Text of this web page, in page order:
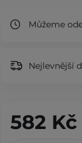
Můžeme
Nejlevnější
582 Kč